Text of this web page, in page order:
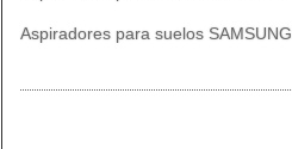
Aspiradores para suelos SAMSUNG